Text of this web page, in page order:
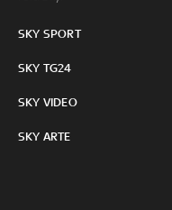
SKY SPORT
SKY TG24
SKY VIDEO
SKY ARTE